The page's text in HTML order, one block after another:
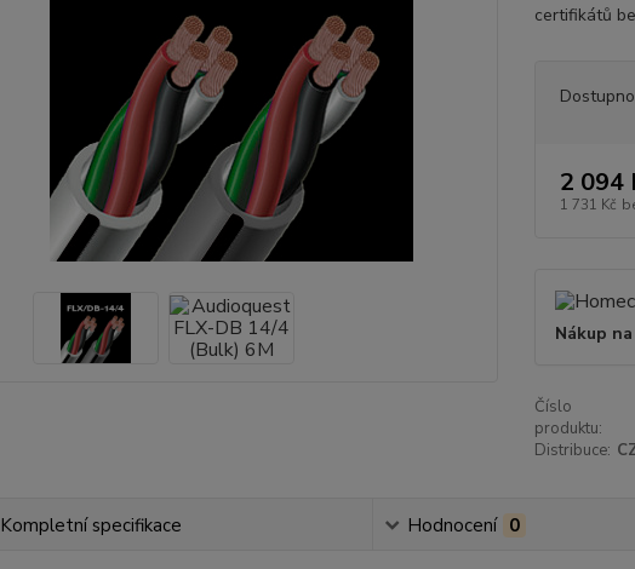
certifikátů
2 094
1 731 Kč
Nákup
Číslo
produktu:
Distribuce:
Kompletní specifikace Hodnocení 0